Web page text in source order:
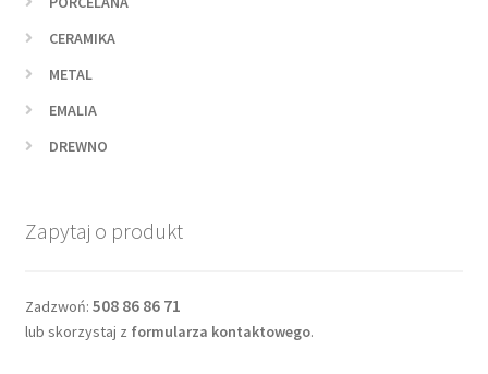
CERAMIKA
METAL
EMALIA
DREWNO
Zapytaj o produkt
Zadzwoń: 508 86 86 71
lub skorzystaj z formularza kontaktowego.